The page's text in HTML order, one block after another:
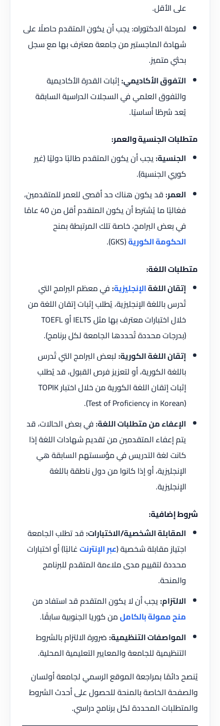
على الأقل.
لمرحلة الدكتوراه: يجب أن يكون المتقدم حاصلًا على
شهادة الماجستير من جامعة معترف بها مع سجل
بحثي متميز.
التفوق الأكاديمي:إثبات القدرة الأكاديمية
والتفوق العلمي في السجلات الدراسية السابقة
يُعد شرطًا أساسيًا.
متطلبات الجنسية والعمر:
الجنسية:يجب أن يكون المتقدم طالبًا دوليًا (غير
كوري الجنسية).
العمر:قد يكون هناك حد أقصى للعمر للمتقدمين،
فغالبًا ما يُشترط أن يكون المتقدم أقل من 40 عامًا
في بعض البرامج، خاصة تلك المرتبطة بمنح
الحكومة الكورية(GKS).
متطلبات اللغة:
إتقان اللغةالإنجليزية:في معظم البرامج التي
تُدرس باللغة الإنجليزية، يُطلب إثبات إتقان اللغة من
خلال اختبارات معترف بها مثل IELTS أو TOEFL
(بدرجات محددة تُحددها الجامعة لكل برنامج).
إتقان اللغة الكورية:لبعض البرامج التي تُدرس
باللغة الكورية، أو لتعزيز فرص القبول، قد يُطلب
إثبات إتقان اللغة الكورية من خلال اختبار TOPIK
(Test of Proficiency in Korean).
الإعفاء من متطلبات اللغة:في بعض الحالات، قد
يتم إعفاء المتقدمين من تقديم شهادات اللغة إذا
كانت لغة التدريس في مؤسستهم السابقة هي
الإنجليزية، أو إذا كانوا من دول ناطقة باللغة
الإنجليزية.
شروط إضافية:
المقابلة الشخصية/الاختبارات:قد تطلب الجامعة
اجتياز مقابلة شخصية (عبر الإنترنتغالبًا) أو اختبارات
محددة لتقييم مدى ملاءمة المتقدم للبرنامج
والمنحة.
الالتزام:يجب أن لا يكون المتقدم قد استفاد من
منح ممولة بالكاملمن كوريا الجنوبية سابقًا.
المواصفات التنظيمية:ضرورة الالتزام بالشروط
التنظيمية للجامعة والمعايير التعليمية المحلية.
يُنصح دائمًا بمراجعة الموقع الرسمي لجامعة أولسان
والصفحة الخاصة بالمنحة للحصول على أحدث الشروط
والمتطلبات المحددة لكل برنامج دراسي.